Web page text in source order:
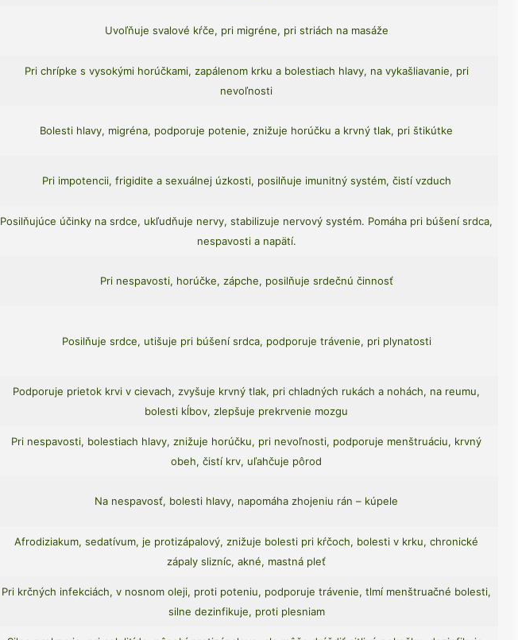
Uvoľňuje svalové kŕče, pri migréne, pri striách na masáže
Pri chrípke s vysokými horúčkami, zapálenom krku a bolestiach hlavy, na vykašliavanie, pri
nevoľnosti
Bolesti hlavy, migréna, podporuje potenie, znižuje horúčku a krvný tlak, pri štikútke
Pri impotencii, frigidite a sexuálnej úzkosti, posilňuje imunitný systém, čistí vzduch
Posilňujúce účinky na srdce, ukľudňuje nervy, stabilizuje nervový systém. Pomáha pri búšení srdca,
nespavosti a napätí.
Pri nespavosti, horúčke, zápche, posilňuje srdečnú činnosť
Posilňuje srdce, utišuje pri búšení srdca, podporuje trávenie, pri plynatosti
Podporuje prietok krvi v cievach, zvyšuje krvný tlak, pri chladných rukách a nohách, na reumu,
bolesti kĺbov, zlepšuje prekrvenie mozgu
Pri nespavosti, bolestiach hlavy, znižuje horúčku, pri nevoľnosti, podporuje menštruáciu, krvný
obeh, čistí krv, uľahčuje pôrod
Na nespavosť, bolesti hlavy, napomáha zhojeniu rán – kúpele
Afrodiziakum, sedatívum, je protizápalový, znižuje bolesti pri kŕčoch, bolesti v krku, chronické
zápaly slizníc, akné, mastná pleť
Pri krčných infekciách, v nosnom oleji, proti poteniu, podporuje trávenie, tlmí menštruačné bolesti,
silne dezinfikuje, proti plesniam